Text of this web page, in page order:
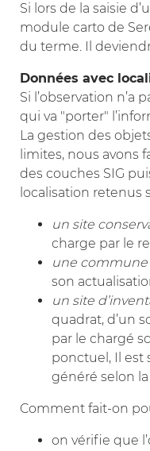
Si lors de la saisie
module carto de
du terme. Il
Données avec
Si l’observation n’a
qui va "porter"
La gestion des
limites, nous avons
des couches SIG
localisation retenus
un site
charge par le
une commune
son
un site
quadrat, d’un
par le chargé
ponctuel, Il est
généré selon
Comment fait-on
on vérifie que